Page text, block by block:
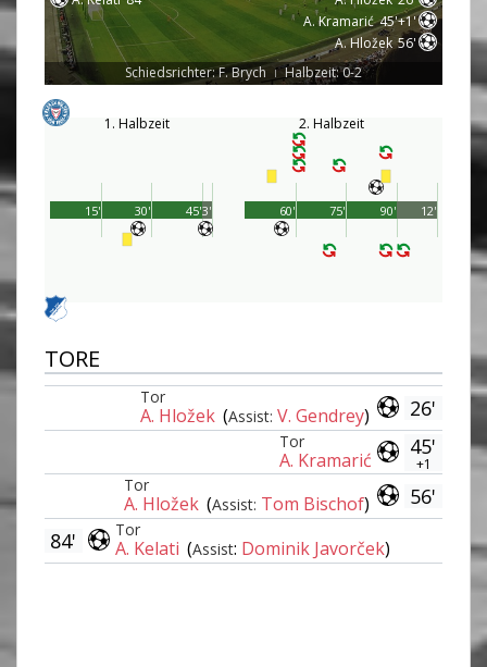
A. Kramarić 45'+1'
A. Hložek 56'
Schiedsrichter: F. Brych
| Halbzeit: 0-2
1. Halbzeit
45'
15' 30' 3'
2. Halbzeit
90'
60' 75' 12'
TORE
26'
Tor
A. Hložek (Assist: V. Gendrey)
45'
+1
Tor
A. Kramarić
56'
Tor
A. Hložek (Assist: Tom Bischof)
Tor
A. Kelati (Assist: Dominik Javorček)
84'